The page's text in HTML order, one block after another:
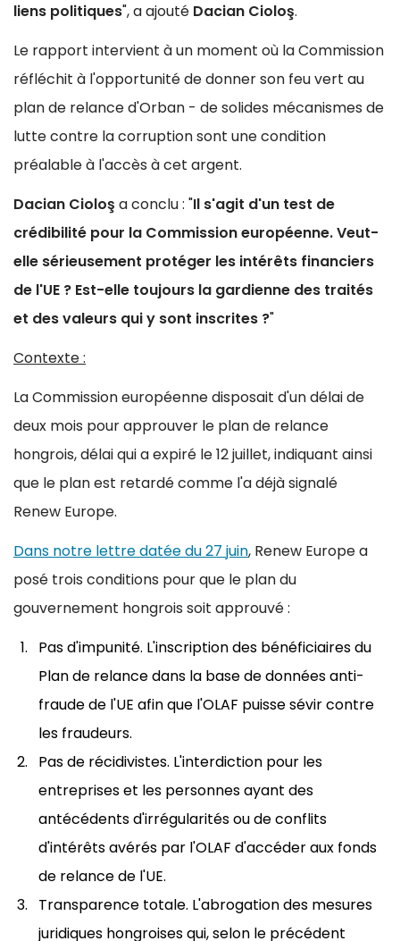
liens politiques", a ajouté Dacian Cioloş.
Le rapport intervient à un moment où la Commission
réfléchit à l'opportunité de donner son feu vert au
plan de relance d'Orban - de solides mécanismes de
lutte contre la corruption sont une condition
préalable à l'accès à cet argent.
Dacian Cioloş a conclu : "Il s'agit d'un test de
crédibilité pour la Commission européenne. Veut-
elle sérieusement protéger les intérêts financiers
de l'UE ? Est-elle toujours la gardienne des traités
et des valeurs qui y sont inscrites ?"
Contexte :
La Commission européenne disposait d'un délai de
deux mois pour approuver le plan de relance
hongrois, délai qui a expiré le 12 juillet, indiquant ainsi
que le plan est retardé comme l'a déjà signalé
Renew Europe.
Dans notre lettre datée du 27 juin, Renew Europe a
posé trois conditions pour que le plan du
gouvernement hongrois soit approuvé :
Pas d'impunité. L'inscription des bénéficiaires du
Plan de relance dans la base de données anti-
fraude de l'UE afin que l'OLAF puisse sévir contre
les fraudeurs.
Pas de récidivistes. L'interdiction pour les
entreprises et les personnes ayant des
antécédents d'irrégularités ou de conflits
d'intérêts avérés par l'OLAF d'accéder aux fonds
de relance de l'UE.
Transparence totale. L'abrogation des mesures
juridiques hongroises qui, selon le précédent